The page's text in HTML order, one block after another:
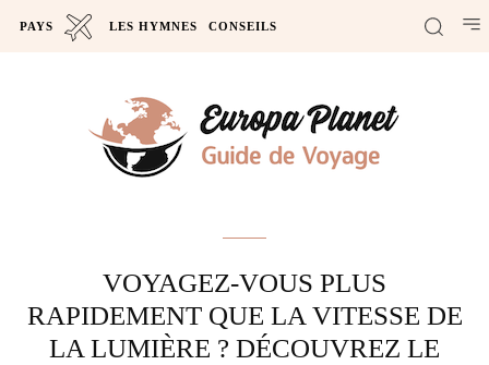
PAYS LES HYMNES CONSEILS
VOYAGEZ-VOUS PLUS
RAPIDEMENT QUE LA VITESSE DE
LA LUMIÈRE ? DÉCOUVREZ LE